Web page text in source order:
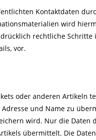
Kontaktdaten
wird
rechtliche Schritte
vor.
oder anderen Artikeln
und Name zu
wird. Nur die Daten
übermittelt. Die